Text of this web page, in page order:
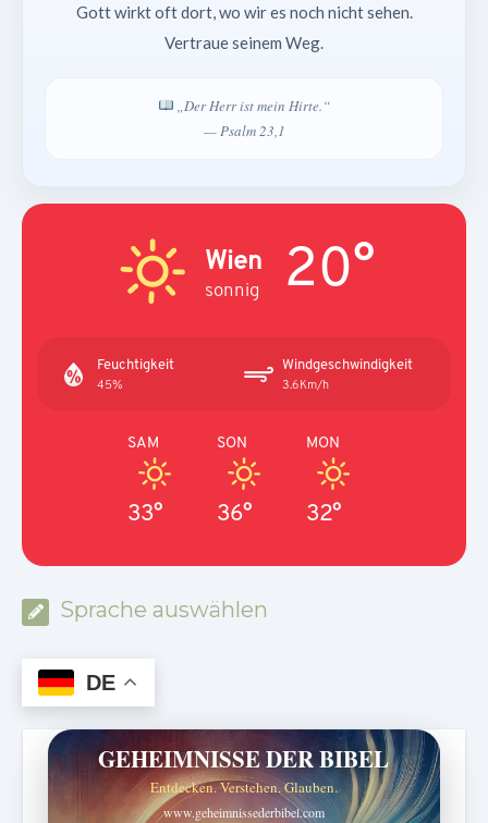
Gott wirkt oft dort, wo wir es noch nicht sehen.
Vertraue seinem Weg.
„Der Herr ist mein Hirte.“
— Psalm 23,1
Wien
sonnig 20°
Feuchtigkeit
45%
Windgeschwindigkeit
3.6Km/h
SAM
33°
SON
36°
MON
32°
Sprache auswählen
DE
GEHEIMNISSE DER BIBEL
Entdecken. Verstehen. Glauben.
www.geheimnissederbibel.com